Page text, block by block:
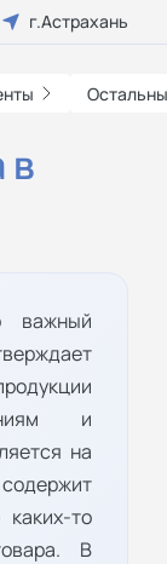
г.Астрахань
в
важный
и
на
то
В